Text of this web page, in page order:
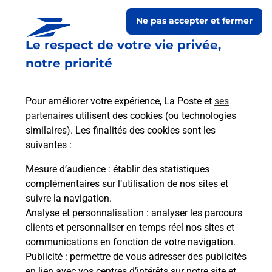
Le respect de votre vie privée,
notre priorité
Pour améliorer votre expérience, La Poste et ses
partenaires utilisent des cookies (ou technologies
similaires). Les finalités des cookies sont les
suivantes :
Mesure d’audience : établir des statistiques
complémentaires sur l’utilisation de nos sites et
suivre la navigation.
Analyse et personnalisation : analyser les parcours
clients et personnaliser en temps réel nos sites et
communications en fonction de votre navigation.
Publicité : permettre de vous adresser des publicités
Ne pas accepter et fermer
Boîte aux lettres La Poste
Prochaine collecte du courrier vendredi
08h00
18 Rue Haut Montier
51290 Brandonvillers
Itinéraire
Le lien s'ouvre dans un nouvel onglet